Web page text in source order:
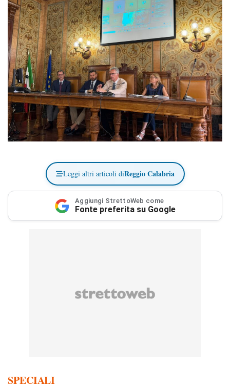
Leggi altri articoli diReggio Calabria
Aggiungi StrettoWeb come
Fonte preferita su Google
SPECIALI